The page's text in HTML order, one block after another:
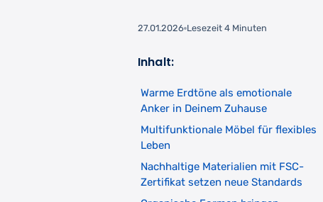
27.01.2026 Lesezeit 4 Minuten
Inhalt:
Warme Erdtöne als emotionale
Anker in Deinem Zuhause
Multifunktionale Möbel für flexibles
Leben
Nachhaltige Materialien mit FSC-
Zertifikat setzen neue Standards